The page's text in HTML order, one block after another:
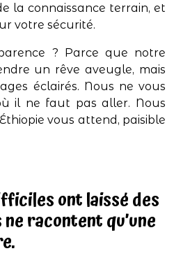
la connaissance terrain, et
votre sécurité.
? Parce que notre
un rêve aveugle, mais
éclairés. Nous ne vous
il ne faut pas aller. Nous
vous attend, paisible
ont laissé des
racontent qu’une